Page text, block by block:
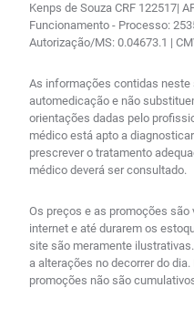
Kenps de Souza CRF 122517|
Funcionamento - Processo:
Autorização/MS: 0.04673.1 |
As informações contidas neste
automedicação e não
orientações dadas pelo
médico está apto a
prescrever o tratamento
médico deverá ser consultado.
Os preços e as promoções
internet e até durarem os
site são meramente
a alterações no decorrer do
promoções não são